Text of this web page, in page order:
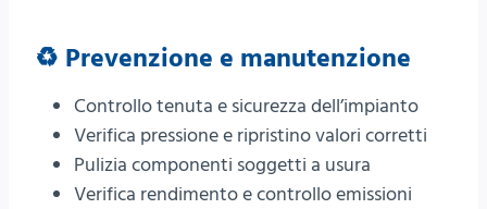
♻️ Prevenzione e manutenzione
Controllo tenuta e sicurezza dell’impianto
Verifica pressione e ripristino valori corretti
Pulizia componenti soggetti a usura
Verifica rendimento e controllo emissioni